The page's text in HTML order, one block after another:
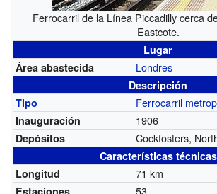
Ferrocarril de la Línea Piccadilly cerca
Eastcote.
Lugar
Área abastecida
Londres
Descripción
Tipo
Ferrocarril
Inauguración 1906
Depósitos Cockfosters,
Características técnicas
Longitud
71 km
Estaciones 53